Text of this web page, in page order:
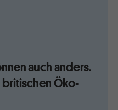
auch anders.
Öko-